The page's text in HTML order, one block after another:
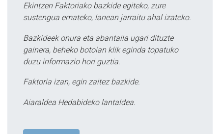
Ekintzen Faktoriako bazkide egiteko, zure
sustengua emateko, lanean jarraitu ahal izateko.
Bazkideek onura eta abantaila ugari dituzte
gainera, beheko botoian klik eginda topatuko
duzu informazio hori guztia.
Faktoria izan, egin zaitez bazkide.
Aiaraldea Hedabideko lantaldea.